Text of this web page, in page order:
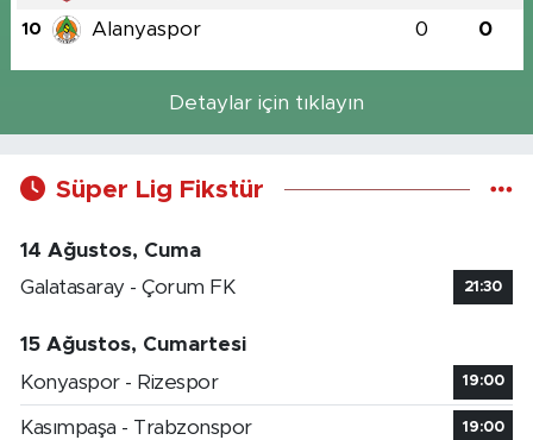
10 Alanyaspor 0 0
Detaylar için tıklayın
Süper Lig Fikstür
14 Ağustos, Cuma
Galatasaray - Çorum FK
21:30
15 Ağustos, Cumartesi
Konyaspor - Rizespor
19:00
Kasımpaşa - Trabzonspor 19:00